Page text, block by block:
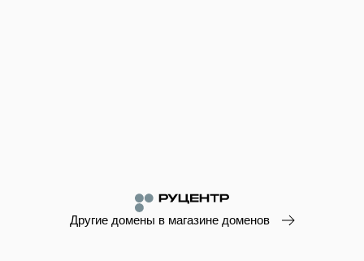
Другие домены в магазине доменов